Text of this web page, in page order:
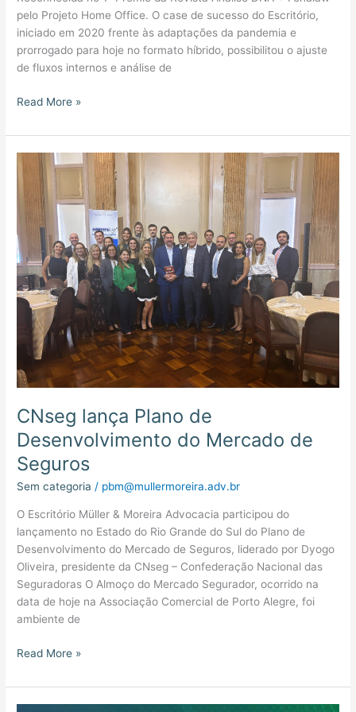
pelo Projeto Home Office. O case de sucesso do Escritório,
iniciado em 2020 frente às adaptações da pandemia e
prorrogado para hoje no formato híbrido, possibilitou o ajuste
de fluxos internos e análise de
Read More »
CNseg lança Plano de
Desenvolvimento do Mercado de
Seguros
Sem categoria / pbm@mullermoreira.adv.br
O Escritório Müller & Moreira Advocacia participou do
lançamento no Estado do Rio Grande do Sul do Plano de
Desenvolvimento do Mercado de Seguros, liderado por Dyogo
Oliveira, presidente da CNseg – Confederação Nacional das
Seguradoras O Almoço do Mercado Segurador, ocorrido na
data de hoje na Associação Comercial de Porto Alegre, foi
ambiente de
lança
Plano
Desenvolvimento
do
Mercado
de
Seguros
Read More »